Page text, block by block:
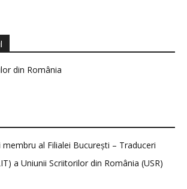
din România
al Filialei București – Traduceri
a Uniunii Scriitorilor din România (USR)